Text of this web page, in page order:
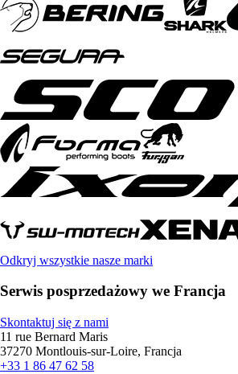
Odkryj wszystkie nasze marki
Serwis posprzedażowy we Francja
Skontaktuj się z nami
11 rue Bernard Maris
37270 Montlouis-sur-Loire, Francja
+33 1 86 47 62 58